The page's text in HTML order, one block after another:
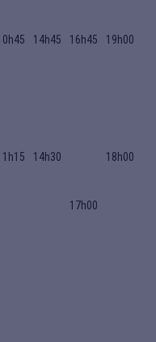
14h45 16h45 19h00
14h30 18h00
17h00